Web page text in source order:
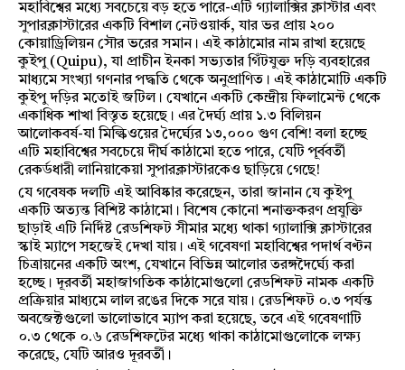
মহাবিশ্বের মধ্যে সবচেয়ে বড় হতে পারে-এটি গ্যালাক্সির ক্লাস্টার এবং
সুপারক্লাস্টারের একটি বিশাল নেটওয়ার্ক, যার ভর প্রায় ২০০
কোয়াড্রিলিয়ন সৌর ভরের সমান। এই কাঠামোর নাম রাখা হয়েছে
কুইপু (Quipu), যা প্রাচীন ইনকা সভ্যতার গিঁটযুক্ত দড়ি ব্যবহারের
মাধ্যমে সংখ্যা গণনার পদ্ধতি থেকে অনুপ্রাণিত। এই কাঠামোটি একটি
কুইপু দড়ির মতোই জটিল। যেখানে একটি কেন্দ্রীয় ফিলামেন্ট থেকে
একাধিক শাখা বিস্তৃত হয়েছে। এর দৈর্ঘ্য প্রায় ১.৩ বিলিয়ন
আলোকবর্ষ-যা মিল্কিওয়ের দৈর্ঘ্যের ১৩,০০০ গুণ বেশি! বলা হচ্ছে
এটি মহাবিশ্বের সবচেয়ে দীর্ঘ কাঠামো হতে পারে, যেটি পূর্ববর্তী
রেকর্ডধারী লানিয়াকেয়া সুপারক্লাস্টারকেও ছাড়িয়ে গেছে!
যে গবেষক দলটি এই আবিষ্কার করেছেন, তারা জানান যে কুইপু
একটি অত্যন্ত বিশিষ্ট কাঠামো। বিশেষ কোনো শনাক্তকরণ প্রযুক্তি
ছাড়াই এটি নির্দিষ্ট রেডশিফট সীমার মধ্যে থাকা গ্যালাক্সি ক্লাস্টারের
স্কাই ম্যাপে সহজেই দেখা যায়। এই গবেষণা মহাবিশ্বের পদার্থ বণ্টন
চিত্রায়নের একটি অংশ, যেখানে বিভিন্ন আলোর তরঙ্গদৈর্ঘ্যে করা
হচ্ছে। দূরবর্তী মহাজাগতিক কাঠামোগুলো রেডশিফট নামক একটি
প্রক্রিয়ার মাধ্যমে লাল রঙের দিকে সরে যায়। রেডশিফট ০.৩ পর্যন্ত
অবজেক্টগুলো ভালোভাবে ম্যাপ করা হয়েছে, তবে এই গবেষণাটি
০.৩ থেকে ০.৬ রেডশিফটের মধ্যে থাকা কাঠামোগুলোকে লক্ষ্য
করেছে, যেটি আরও দূরবর্তী।